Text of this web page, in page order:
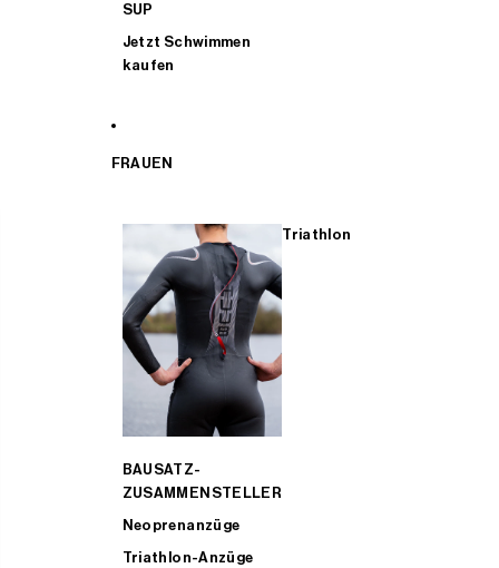
SUP
Jetzt Schwimmen
kaufen
FRAUEN
Triathlon
BAUSATZ-
ZUSAMMENSTELLER
Neoprenanzüge
Triathlon-Anzüge